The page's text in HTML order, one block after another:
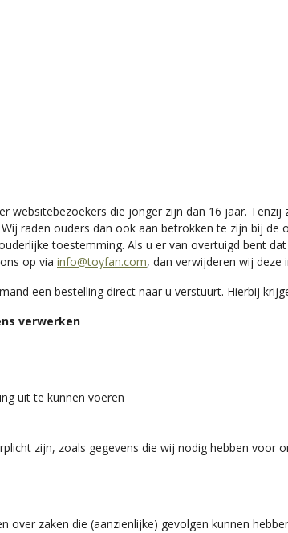
websitebezoekers die jonger zijn dan 16 jaar.
raden ouders dan ook aan betrokken te zijn bij de
toestemming. Als u er van overtuigd bent
op via info@toyfan.com, dan verwijderen wij deze
een bestelling direct naar u verstuurt. Hierbij
verwerken
uit te kunnen voeren
zijn, zoals gegevens die wij nodig hebben voor
zaken die (aanzienlijke) gevolgen kunnen